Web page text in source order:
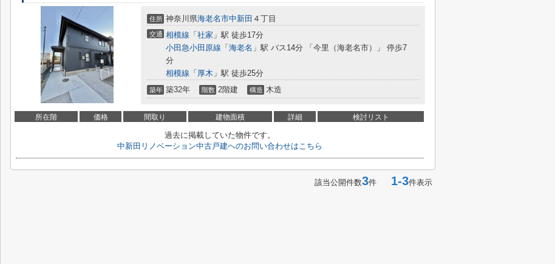
住所 神奈川県海老名市中新田 ４丁目
交通 相模線 「 社家 」駅 徒歩17分
小田急小田原線 「 海老名 」駅 バス14分 「今里（海老名市）」 停歩7
分
相模線 「 厚木 」駅 徒歩25分
築年 築32年 階数 2階建 構造 木造
所在階 価格 間取り 建物面積 詳細 検討リスト
過去に掲載していた物件です。
中新田リノベーション中古戸建へのお問い合わせはこちら
該当公開件数3件 1-3件表示